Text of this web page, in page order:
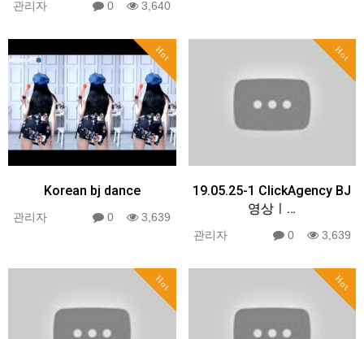
관리자 0 3,640
Hot
Korean bj dance
관리자 0 3,639
Hot
19.05.25-1 ClickAgency BJ
영상ㅣ…
관리자 0 3,639
Hot Hot